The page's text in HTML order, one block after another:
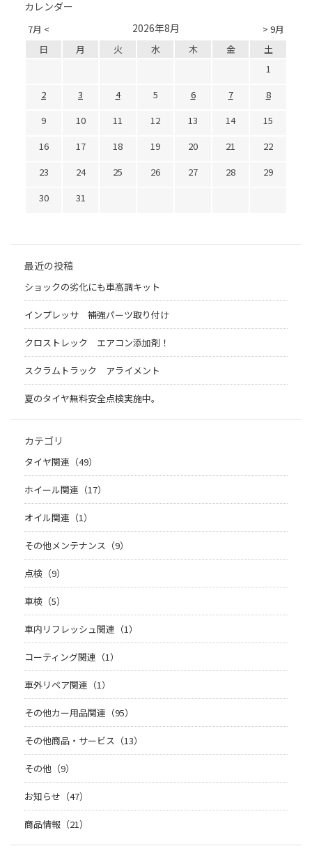
カレンダー
7月 < > 9月
2026年8月
日 月 火 水 木 金
土
1
2
3 4 5 6 7
8
9
10 11 12 13 14
15
16
17 18 19 20 21
22
23
24 25 26 27 28
29
30
31
最近の投稿
ショックの劣化にも車高調キット
インプレッサ 補強パーツ取り付け
クロストレック エアコン添加剤！
スクラムトラック アライメント
夏のタイヤ無料安全点検実施中。
カテゴリ
タイヤ関連（49）
ホイール関連（17）
オイル関連（1）
その他メンテナンス（9）
点検（9）
車検（5）
車内リフレッシュ関連（1）
コーティング関連（1）
車外リペア関連（1）
その他カー用品関連（95）
その他商品・サービス（13）
その他（9）
お知らせ（47）
商品情報（21）